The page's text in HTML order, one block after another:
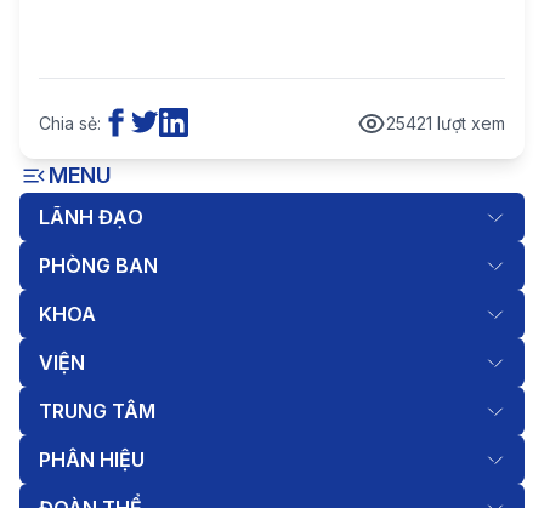
MENU
LÃNH ĐẠO
PHÒNG BAN
KHOA
VIỆN
TRUNG TÂM
PHÂN HIỆU
Chia sẻ: 25421 lượt xem